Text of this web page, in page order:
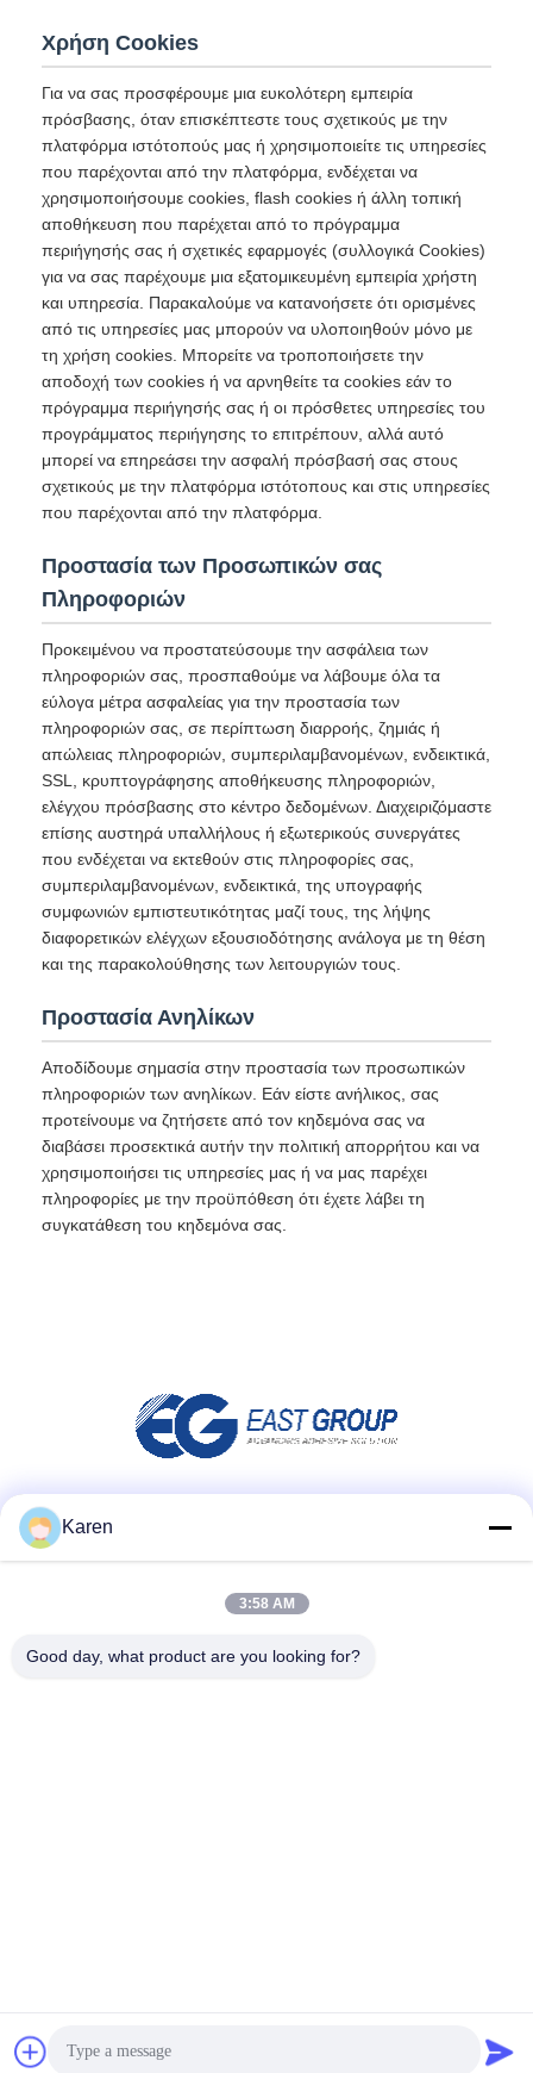
Χρήση Cookies
Για να σας προσφέρουμε μια ευκολότερη εμπειρία
πρόσβασης, όταν επισκέπτεστε τους σχετικούς με την
πλατφόρμα ιστότοπούς μας ή χρησιμοποιείτε τις υπηρεσίες
που παρέχονται από την πλατφόρμα, ενδέχεται να
χρησιμοποιήσουμε cookies, flash cookies ή άλλη τοπική
αποθήκευση που παρέχεται από το πρόγραμμα
περιήγησής σας ή σχετικές εφαρμογές (συλλογικά Cookies)
για να σας παρέχουμε μια εξατομικευμένη εμπειρία χρήστη
και υπηρεσία. Παρακαλούμε να κατανοήσετε ότι ορισμένες
από τις υπηρεσίες μας μπορούν να υλοποιηθούν μόνο με
τη χρήση cookies. Μπορείτε να τροποποιήσετε την
αποδοχή των cookies ή να αρνηθείτε τα cookies εάν το
πρόγραμμα περιήγησής σας ή οι πρόσθετες υπηρεσίες του
προγράμματος περιήγησης το επιτρέπουν, αλλά αυτό
μπορεί να επηρεάσει την ασφαλή πρόσβασή σας στους
σχετικούς με την πλατφόρμα ιστότοπους και στις υπηρεσίες
που παρέχονται από την πλατφόρμα.
Προστασία των Προσωπικών σας
Πληροφοριών
Προκειμένου να προστατεύσουμε την ασφάλεια των
πληροφοριών σας, προσπαθούμε να λάβουμε όλα τα
εύλογα μέτρα ασφαλείας για την προστασία των
πληροφοριών σας, σε περίπτωση διαρροής, ζημιάς ή
απώλειας πληροφοριών, συμπεριλαμβανομένων, ενδεικτικά,
SSL, κρυπτογράφησης αποθήκευσης πληροφοριών,
ελέγχου πρόσβασης στο κέντρο δεδομένων. Διαχειριζόμαστε
επίσης αυστηρά υπαλλήλους ή εξωτερικούς συνεργάτες
που ενδέχεται να εκτεθούν στις πληροφορίες σας,
συμπεριλαμβανομένων, ενδεικτικά, της υπογραφής
συμφωνιών εμπιστευτικότητας μαζί τους, της λήψης
διαφορετικών ελέγχων εξουσιοδότησης ανάλογα με τη θέση
και της παρακολούθησης των λειτουργιών τους.
Προστασία Ανηλίκων
Αποδίδουμε σημασία στην προστασία των προσωπικών
πληροφοριών των ανηλίκων. Εάν είστε ανήλικος, σας
προτείνουμε να ζητήσετε από τον κηδεμόνα σας να
διαβάσει προσεκτικά αυτήν την πολιτική απορρήτου και να
χρησιμοποιήσει τις υπηρεσίες μας ή να μας παρέχει
πληροφορίες με την προϋπόθεση ότι έχετε λάβει τη
συγκατάθεση του κηδεμόνα σας.
Προμηθευτής. 2022-2026 Wuxi East Group Trading Co.,Ltd Όλα.
Όλα τα δικαιώματα διατηρούνται.
Karen
3:58 AM
Good day, what product are you looking for?